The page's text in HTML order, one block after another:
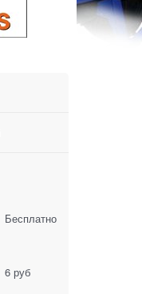
Бесплатно
6 руб